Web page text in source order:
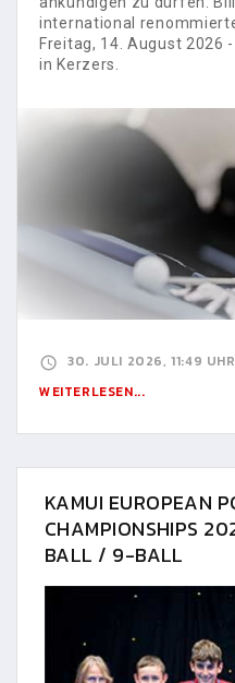
international
Freitag, 14. August 2026
in Kerzers.
30. JULI 2026, 11:49 UHR
WEITERLESEN...
KAMUI EUROPEAN
CHAMPIONSHIPS
BALL / 9-BALL